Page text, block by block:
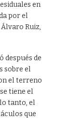
en
por el
Ruiz,
después de
sobre el
el terreno
tiene el
tanto, el
que